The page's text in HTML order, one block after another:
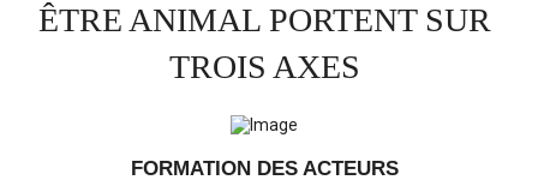
ÊTRE ANIMAL PORTENT SUR
TROIS AXES
FORMATION DES ACTEURS